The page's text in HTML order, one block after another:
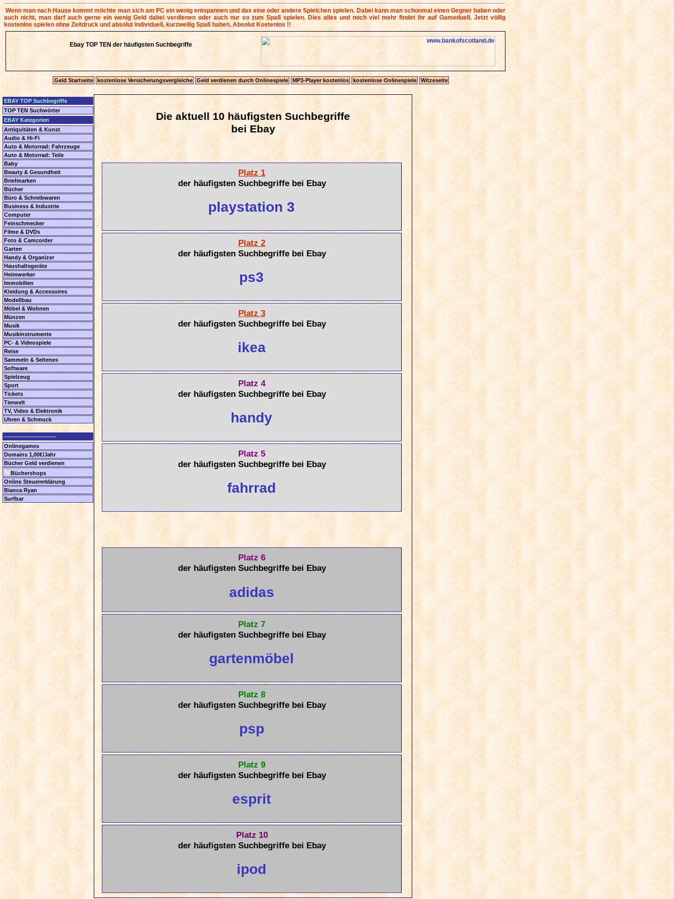
Wenn man nach Hause kommt möchte man sich am PC ein wenig entspannen und das eine oder andere Spielchen spielen. Dabei kann man schonmal einen Gegner haben oder
auch nicht, man darf auch gerne ein wenig Geld dabei verdienen oder auch nur so zum Spaß spielen. Dies alles und noch viel mehr findet ihr auf Gameduell. Jetzt völlig
kostenlos spielen ohne Zeitdruck und absolut individuell, kurzweilig Spaß haben. Absolut Kostenlos !!
Ebay TOP TEN der häufigsten Suchbegriffe
Geld Startseite kostenlose Versicherungsvergleiche Geld verdienen durch Onlinespiele MP3-Player kostenlos kostenlose Onlinespiele Witzeseite
Die aktuell 10 häufigsten Suchbegriffe
bei Ebay
Platz 1
der häufigsten Suchbegriffe bei Ebay
playstation 3
Platz 2
der häufigsten Suchbegriffe bei Ebay
ps3
Platz 3
der häufigsten Suchbegriffe bei Ebay
ikea
Platz 4
der häufigsten Suchbegriffe bei Ebay
handy
Platz 5
der häufigsten Suchbegriffe bei Ebay
fahrrad
Platz 6
der häufigsten Suchbegriffe bei Ebay
adidas
Platz 7
der häufigsten Suchbegriffe bei Ebay
gartenmöbel
Platz 8
der häufigsten Suchbegriffe bei Ebay
psp
Platz 9
der häufigsten Suchbegriffe bei Ebay
esprit
Platz 10
der häufigsten Suchbegriffe bei Ebay
ipod
EBAY TOP Suchbegriffe
TOP TEN Suchwörter
EBAY Kategorien
Antiquitäten & Kunst
Audio & Hi-Fi
Auto & Motorrad: Fahrzeuge
Auto & Motorrad: Teile
Baby
Beauty & Gesundheit
Briefmarken
Bücher
Büro & Schreibwaren
Business & Industrie
Computer
Feinschmecker
Filme & DVDs
Foto & Camcorder
Garten
Handy & Organizer
Haushaltsgeräte
Heimwerker
Immobilien
Kleidung & Accessoires
Modellbau
Möbel & Wohnen
Münzen
Musik
Musikinstrumente
PC- & Videospiele
Reise
Sammeln & Seltenes
Software
Spielzeug
Sport
Tickets
Tierwelt
TV, Video & Elektronik
Uhren & Schmuck
--------------------------
Onlinegames
Domains 1,00€/Jahr
Bücher Geld verdienen
Büchershops
Online Steuererklärung
Bianca Ryan
Surfbar